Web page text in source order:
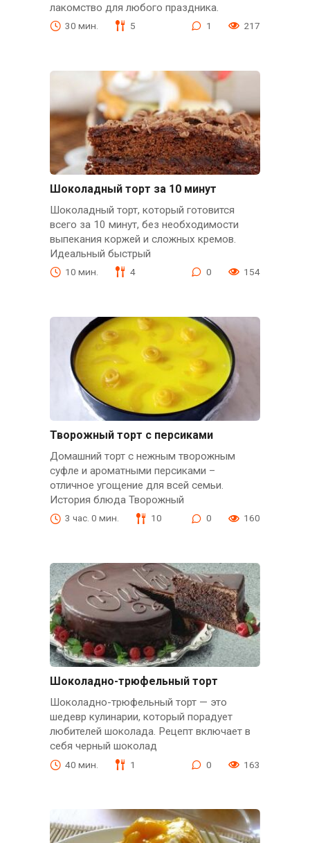
лакомство для любого праздника.
30 мин. 5 1 217
Шоколадный торт за 10 минут
Шоколадный торт, который готовится
всего за 10 минут, без необходимости
выпекания коржей и сложных кремов.
Идеальный быстрый
10 мин. 4 0 154
Творожный торт с персиками
Домашний торт с нежным творожным
суфле и ароматными персиками –
отличное угощение для всей семьи.
История блюда Творожный
3 час. 0 мин. 10 0 160
Шоколадно-трюфельный торт
Шоколадно-трюфельный торт — это
шедевр кулинарии, который порадует
любителей шоколада. Рецепт включает в
себя черный шоколад
40 мин. 1 0 163